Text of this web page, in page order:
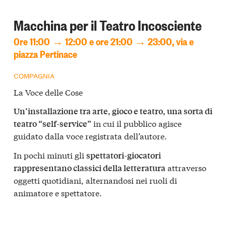
Macchina per il Teatro Incosciente
Ore 11:00 → 12:00e ore 21:00 → 23:00,via e
piazza Pertinace
COMPAGNIA
La Voce delle Cose
Un’installazione tra arte, gioco e teatro, una sorta di
teatro “self-service” in cui il pubblico agisce
guidato dalla voce registrata dell’autore.
In pochi minuti gli spettatori-giocatori
rappresentano classici della letteraturaattraverso
oggetti quotidiani, alternandosi nei ruoli di
animatore e spettatore.